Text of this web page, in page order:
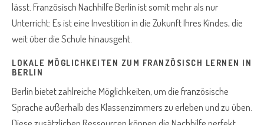
lässt. Französisch Nachhilfe Berlin ist somit mehr als nur
Unterricht: Es ist eine Investition in die Zukunft Ihres Kindes, die
weit über die Schule hinausgeht.
LOKALE MÖGLICHKEITEN ZUM FRANZÖSISCH LERNEN IN
BERLIN
Berlin bietet zahlreiche Möglichkeiten, um die französische
Sprache außerhalb des Klassenzimmers zu erleben und zu üben.